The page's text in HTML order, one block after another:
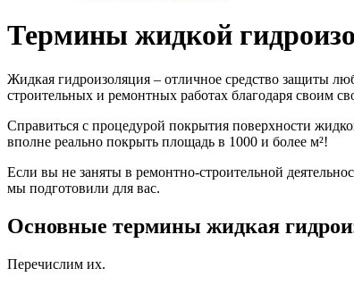
Термины жидкой
Жидкая гидроизоляция – отличное средство защиты
строительных и ремонтных работах благодаря своим
Справиться с процедурой покрытия поверхности
вполне реально покрыть площадь в 1000 и более м²!
Если вы не заняты в ремонтно-строительной
мы подготовили для вас.
Основные термины жидкая
Перечислим их.